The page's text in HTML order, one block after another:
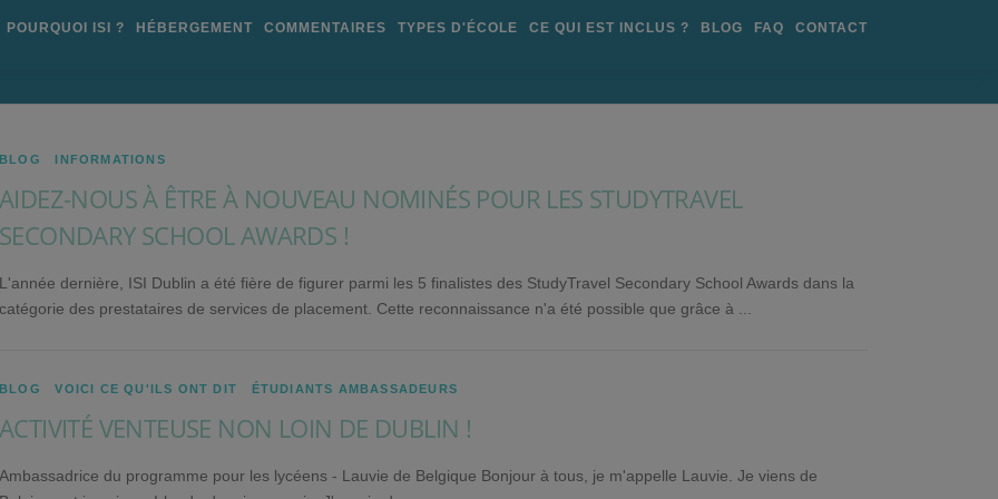
POURQUOI ISI ? HÉBERGEMENT COMMENTAIRES TYPES D'ÉCOLE CE QUI EST INCLUS ? BLOG FAQ CONTACT
BLOG /INFORMATIONS
AIDEZ-NOUS À ÊTRE À NOUVEAU NOMINÉS POUR LES STUDYTRAVEL
SECONDARY SCHOOL AWARDS !
L'année dernière, ISI Dublin a été fière de figurer parmi les 5 finalistes des StudyTravel Secondary School Awards dans la
catégorie des prestataires de services de placement. Cette reconnaissance n'a été possible que grâce à ...
BLOG /VOICI CE QU'ILS ONT DIT ÉTUDIANTS AMBASSADEURS
ACTIVITÉ VENTEUSE NON LOIN DE DUBLIN !
Ambassadrice du programme pour les lycéens - Lauvie de Belgique Bonjour à tous, je m'appelle Lauvie. Je viens de